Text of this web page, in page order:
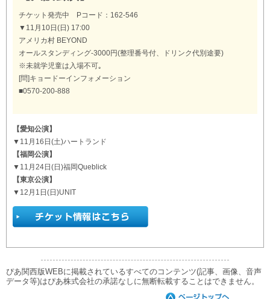
チケット発売中 Pコード：162-546
▼11月10日(日) 17:00
アメリカ村 BEYOND
オールスタンディング-3000円(整理番号付、ドリンク代別途要)
※未就学児童は入場不可｡
[問]キョードーインフォメーション
■0570-200-888
【愛知公演】
▼11月16日(土)ハートランド
【福岡公演】
▼11月24日(日)福岡Queblick
【東京公演】
▼12月1日(日)UNIT
ぴあ関西版WEBに掲載されているすべてのコンテンツ(記事、画像、音声
データ等)はぴあ株式会社の承諾なしに無断転載することはできません。